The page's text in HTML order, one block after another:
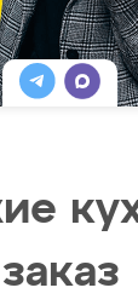
заказ